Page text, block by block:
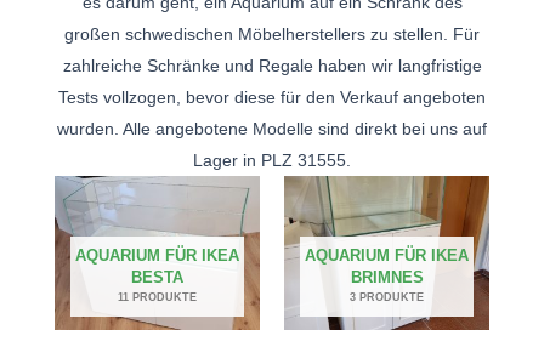
großen schwedischen Möbelherstellers zu stellen. Für
zahlreiche Schränke und Regale haben wir langfristige
Tests vollzogen, bevor diese für den Verkauf angeboten
wurden. Alle angebotene Modelle sind direkt bei uns auf
Lager in PLZ 31555.
AQUARIUM FÜR IKEA
BESTA
11 PRODUKTE
AQUARIUM FÜR IKEA
BRIMNES
3 PRODUKTE